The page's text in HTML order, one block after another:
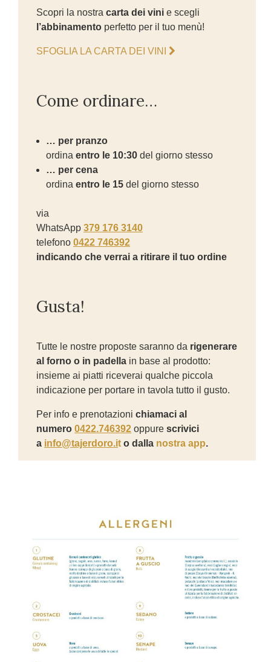
Scopri la nostra carta dei vini e scegli
l’abbinamento perfetto per il tuo menù!
SFOGLIA LA CARTA DEI VINI
Come ordinare…
… per pranzo
ordina entro le 10:30 del giorno stesso
… per cena
ordina entro le 15 del giorno stesso
via
WhatsApp 379 176 3140
telefono 0422 746392
indicando che verrai a ritirare il tuo ordine
Gusta!
Tutte le nostre proposte saranno da rigenerare
al forno o in padella in base al prodotto:
insieme ai piatti riceverai qualche piccola
indicazione per portare in tavola tutto il gusto.
Per info e prenotazioni chiamaci al
numero 0422.746392 oppure scrivici
a info@tajerdoro.it o dalla nostra app.